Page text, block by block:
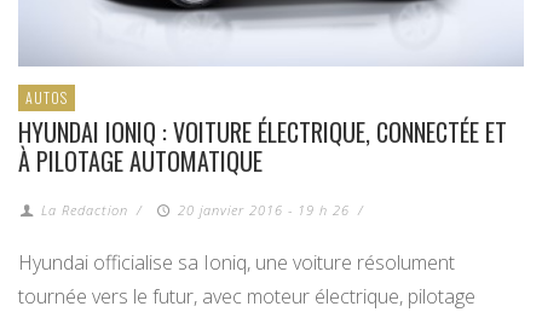
AUTOS
HYUNDAI IONIQ : VOITURE ÉLECTRIQUE, CONNECTÉE ET
À PILOTAGE AUTOMATIQUE
La Redaction / 20 janvier 2016 - 19 h 26 /
Hyundai officialise sa Ioniq, une voiture résolument
tournée vers le futur, avec moteur électrique, pilotage